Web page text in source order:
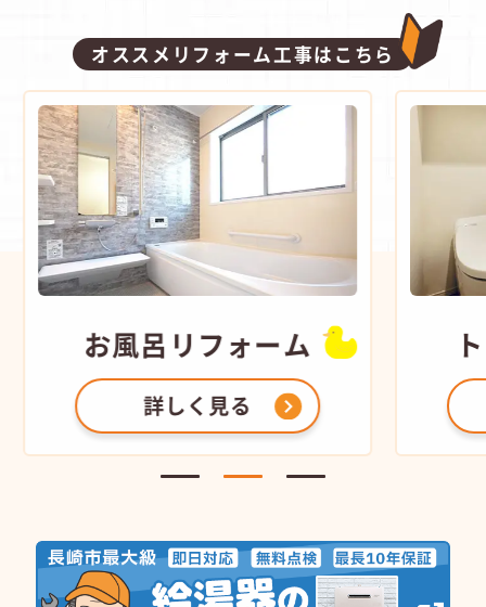
オススメリフォーム工事はこちら
お風呂リフォーム
詳しく見る
トイレ